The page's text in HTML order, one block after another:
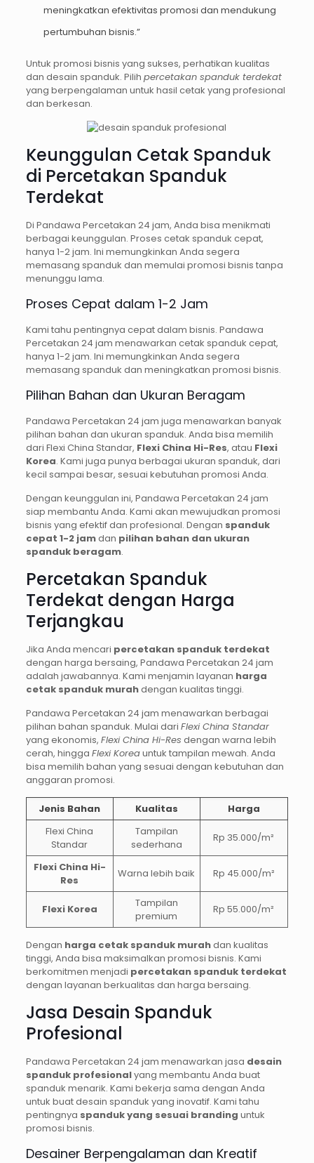
meningkatkan efektivitas promosi dan mendukung
pertumbuhan bisnis.”
Untuk promosi bisnis yang sukses, perhatikan kualitas
dan desain spanduk. Pilih percetakan spanduk terdekat
yang berpengalaman untuk hasil cetak yang profesional
dan berkesan.
Keunggulan Cetak Spanduk
di Percetakan Spanduk
Terdekat
Di Pandawa Percetakan 24 jam, Anda bisa menikmati
berbagai keunggulan. Proses cetak spanduk cepat,
hanya 1-2 jam. Ini memungkinkan Anda segera
memasang spanduk dan memulai promosi bisnis tanpa
menunggu lama.
Proses Cepat dalam 1-2 Jam
Kami tahu pentingnya cepat dalam bisnis. Pandawa
Percetakan 24 jam menawarkan cetak spanduk cepat,
hanya 1-2 jam. Ini memungkinkan Anda segera
memasang spanduk dan meningkatkan promosi bisnis.
Pilihan Bahan dan Ukuran Beragam
Pandawa Percetakan 24 jam juga menawarkan banyak
pilihan bahan dan ukuran spanduk. Anda bisa memilih
dari Flexi China Standar, Flexi China Hi-Res, atau Flexi
Korea. Kami juga punya berbagai ukuran spanduk, dari
kecil sampai besar, sesuai kebutuhan promosi Anda.
Dengan keunggulan ini, Pandawa Percetakan 24 jam
siap membantu Anda. Kami akan mewujudkan promosi
bisnis yang efektif dan profesional. Dengan spanduk
cepat 1-2 jamdan pilihan bahan dan ukuran
spanduk beragam.
Percetakan Spanduk
Terdekat dengan Harga
Terjangkau
Jika Anda mencari percetakan spanduk terdekat
dengan harga bersaing, Pandawa Percetakan 24 jam
adalah jawabannya. Kami menjamin layanan harga
cetak spanduk murahdengan kualitas tinggi.
Pandawa Percetakan 24 jam menawarkan berbagai
pilihan bahan spanduk. Mulai dari Flexi China Standar
yang ekonomis, Flexi China Hi-Res dengan warna lebih
cerah, hingga Flexi Koreauntuk tampilan mewah. Anda
bisa memilih bahan yang sesuai dengan kebutuhan dan
anggaran promosi.
Jenis Bahan Kualitas
Harga
Flexi China
Standar
Tampilan
sederhana
Rp 35.000/m²
Flexi China Hi-
Res
Warna lebih baik Rp 45.000/m²
Flexi Korea
Tampilan
premium
Rp 55.000/m²
Dengan harga cetak spanduk murahdan kualitas
tinggi, Anda bisa maksimalkan promosi bisnis. Kami
berkomitmen menjadi percetakan spanduk terdekat
dengan layanan berkualitas dan harga bersaing.
Jasa Desain Spanduk
Profesional
Pandawa Percetakan 24 jam menawarkan jasa desain
spanduk profesionalyang membantu Anda buat
spanduk menarik. Kami bekerja sama dengan Anda
untuk buat desain spanduk yang inovatif. Kami tahu
pentingnya spanduk yang sesuai branding untuk
promosi bisnis.
Desainer Berpengalaman dan Kreatif